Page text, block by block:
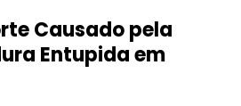
Causado pela
Entupida em